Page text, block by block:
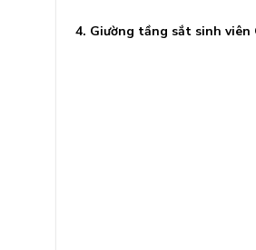
4. Giường tầng sắt sinh viên